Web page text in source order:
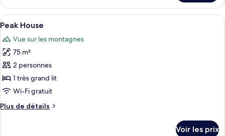
Southern
le
type
de
Ocean
House
Afficher
toutes
les
photos
pour
ce
type
chambre :
Une chambre moderne avec un
5
Peak House
Vue sur les montagnes
75 m²
2 personnes
1 très grand lit
Wi-Fi gratuit
Plus de détails
Plus
Voir les prix